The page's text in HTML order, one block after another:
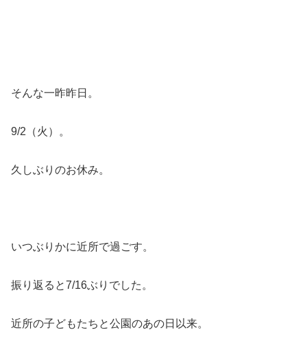
そんな一昨昨日。
9/2（火）。
久しぶりのお休み。
いつぶりかに近所で過ごす。
振り返ると7/16ぶりでした。
近所の子どもたちと公園のあの日以来。